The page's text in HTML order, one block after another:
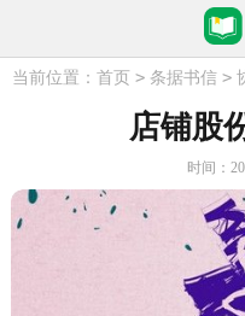
当前位置： 首页 > 条据书信 >
店铺股
时间：